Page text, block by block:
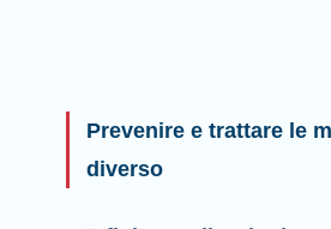
Prevenire e trattare le
diverso